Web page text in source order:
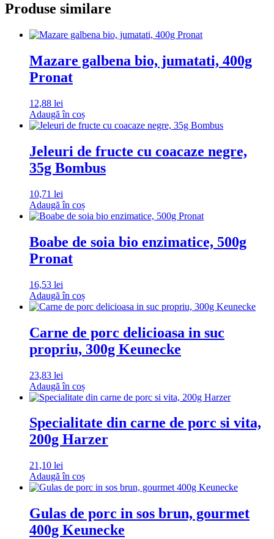
Produse similare
Mazare galbena bio, jumatati, 400g
Pronat
12,88 lei
Adaugă în coș
Jeleuri de fructe cu coacaze negre,
35g Bombus
10,71 lei
Adaugă în coș
Boabe de soia bio enzimatice, 500g
Pronat
16,53 lei
Adaugă în coș
Carne de porc delicioasa in suc
propriu, 300g Keunecke
23,83 lei
Adaugă în coș
Specialitate din carne de porc si vita,
200g Harzer
21,10 lei
Adaugă în coș
Gulas de porc in sos brun, gourmet
400g Keunecke